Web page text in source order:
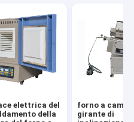
elettrica del
della
forno a
girante di